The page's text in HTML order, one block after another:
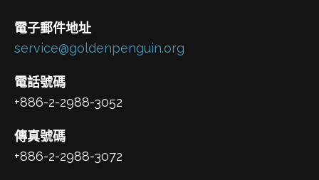
電子郵件地址
service@goldenpenguin.org
電話號碼
+886-2-2988-3052
傳真號碼
+886-2-2988-3072